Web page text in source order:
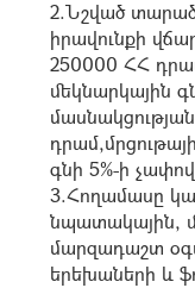
2.Նշված
իրավունքի
250000 ՀՀ
մեկնարկային
գնի 5%-ի
3.Հողամասը
նպատակային,
մարզադաշտ
երեխաների և